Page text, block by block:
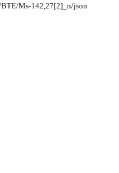
Ms-142,27[2]_n/json